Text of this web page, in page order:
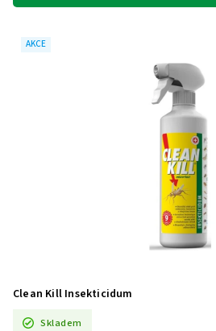
AKCE
Clean Kill Insekticidum
Skladem